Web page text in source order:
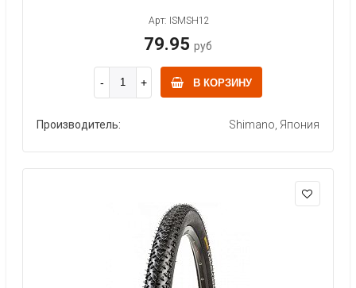
Арт: ISMSH12
79.95 руб
В КОРЗИНУ
Производитель: Shimano, Япония